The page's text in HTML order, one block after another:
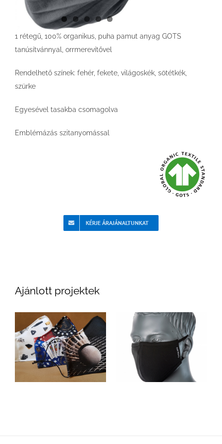
1 rétegű, 100% organikus, puha pamut anyag GOTS
tanúsítvánnyal, orrmerevítővel
Rendelhető színek: fehér, fekete, világoskék, sötétkék,
szürke
Egyesével tasakba csomagolva
Emblémázás szitanyomással
KÉRJE ÁRAJÁNALTUNKAT
Ajánlott projektek